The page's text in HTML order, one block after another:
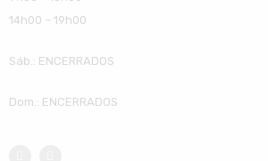
14h00 – 19h00
Sáb.: ENCERRADOS
Dom.: ENCERRADOS